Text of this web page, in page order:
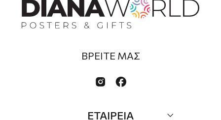
ΒΡΕΙΤΕ ΜΑΣ
 
ΕΤΑΙΡΕΙΑ